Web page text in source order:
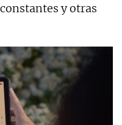
y otras